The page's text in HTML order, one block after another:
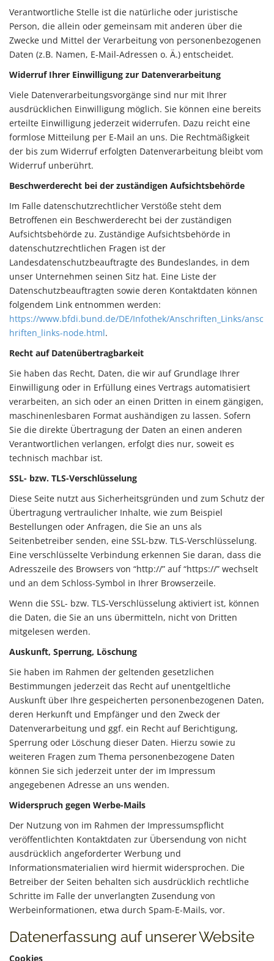
Verantwortliche Stelle ist die natürliche oder juristische
Person, die allein oder gemeinsam mit anderen über die
Zwecke und Mittel der Verarbeitung von personenbezogenen
Daten (z.B. Namen, E-Mail-Adressen o. Ä.) entscheidet.
Widerruf Ihrer Einwilligung zur Datenverarbeitung
Viele Datenverarbeitungsvorgänge sind nur mit Ihrer
ausdrücklichen Einwilligung möglich. Sie können eine bereits
erteilte Einwilligung jederzeit widerrufen. Dazu reicht eine
formlose Mitteilung per E-Mail an uns. Die Rechtmäßigkeit
der bis zum Widerruf erfolgten Datenverarbeitung bleibt vom
Widerruf unberührt.
Beschwerderecht bei der zuständigen Aufsichtsbehörde
Im Falle datenschutzrechtlicher Verstöße steht dem
Betroffenen ein Beschwerderecht bei der zuständigen
Aufsichtsbehörde zu. Zuständige Aufsichtsbehörde in
datenschutzrechtlichen Fragen ist der
Landesdatenschutzbeauftragte des Bundeslandes, in dem
unser Unternehmen seinen Sitz hat. Eine Liste der
Datenschutzbeauftragten sowie deren Kontaktdaten können
folgendem Link entnommen werden:
https://www.bfdi.bund.de/DE/Infothek/Anschriften_Links/ansc
hriften_links-node.html.
Recht auf Datenübertragbarkeit
Sie haben das Recht, Daten, die wir auf Grundlage Ihrer
Einwilligung oder in Erfüllung eines Vertrags automatisiert
verarbeiten, an sich oder an einen Dritten in einem gängigen,
maschinenlesbaren Format aushändigen zu lassen. Sofern
Sie die direkte Übertragung der Daten an einen anderen
Verantwortlichen verlangen, erfolgt dies nur, soweit es
technisch machbar ist.
SSL- bzw. TLS-Verschlüsselung
Diese Seite nutzt aus Sicherheitsgründen und zum Schutz der
Übertragung vertraulicher Inhalte, wie zum Beispiel
Bestellungen oder Anfragen, die Sie an uns als
Seitenbetreiber senden, eine SSL-bzw. TLS-Verschlüsselung.
Eine verschlüsselte Verbindung erkennen Sie daran, dass die
Adresszeile des Browsers von “http://” auf “https://” wechselt
und an dem Schloss-Symbol in Ihrer Browserzeile.
Wenn die SSL- bzw. TLS-Verschlüsselung aktiviert ist, können
die Daten, die Sie an uns übermitteln, nicht von Dritten
mitgelesen werden.
Auskunft, Sperrung, Löschung
Sie haben im Rahmen der geltenden gesetzlichen
Bestimmungen jederzeit das Recht auf unentgeltliche
Auskunft über Ihre gespeicherten personenbezogenen Daten,
deren Herkunft und Empfänger und den Zweck der
Datenverarbeitung und ggf. ein Recht auf Berichtigung,
Sperrung oder Löschung dieser Daten. Hierzu sowie zu
weiteren Fragen zum Thema personenbezogene Daten
können Sie sich jederzeit unter der im Impressum
angegebenen Adresse an uns wenden.
Widerspruch gegen Werbe-Mails
Der Nutzung von im Rahmen der Impressumspflicht
veröffentlichten Kontaktdaten zur Übersendung von nicht
ausdrücklich angeforderter Werbung und
Informationsmaterialien wird hiermit widersprochen. Die
Betreiber der Seiten behalten sich ausdrücklich rechtliche
Schritte im Falle der unverlangten Zusendung von
Werbeinformationen, etwa durch Spam-E-Mails, vor.
Datenerfassung auf unserer Website
Cookies